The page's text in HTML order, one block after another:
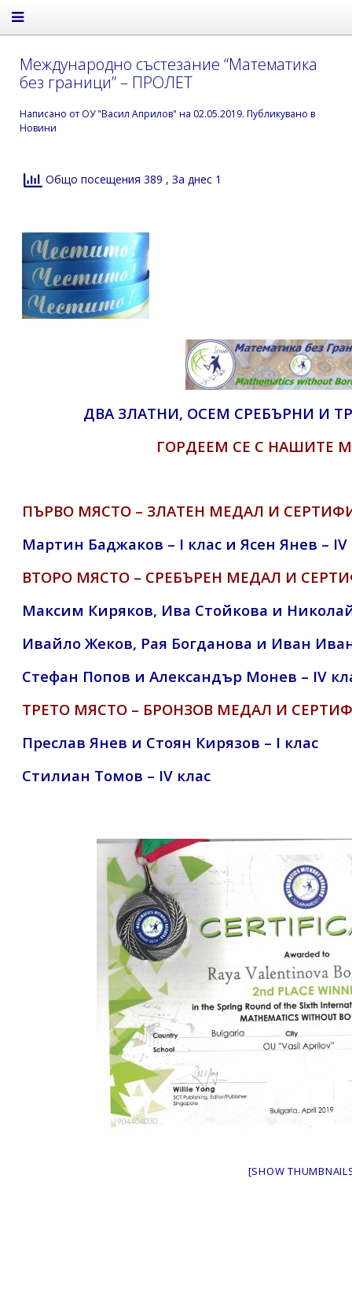
Международно състезание “Математика
без граници” – ПРОЛЕТ
Написано от ОУ "Васил Априлов" на 02.05.2019. Публикувано в
Новини
Общо посещения 389 , За днес 1
ДВА ЗЛАТНИ, ОСЕМ СРЕБЪРНИ И
ГОРДЕЕМ СЕ С НАШИТЕ
ПЪРВО МЯСТО – ЗЛАТЕН МЕДАЛ И
Мартин Баджаков – I клас и Ясен Янев – IV
ВТОРО МЯСТО – СРЕБЪРЕН МЕДАЛ И
Максим Киряков, Ива Стойкова и
Ивайло Жеков, Рая Богданова и Иван
Стефан Попов и Александър Монев – IV
ТРЕТО МЯСТО – БРОНЗОВ МЕДАЛ И
Преслав Янев и Стоян Кирязов – I клас
Стилиан Томов – IV клас
[SHOW